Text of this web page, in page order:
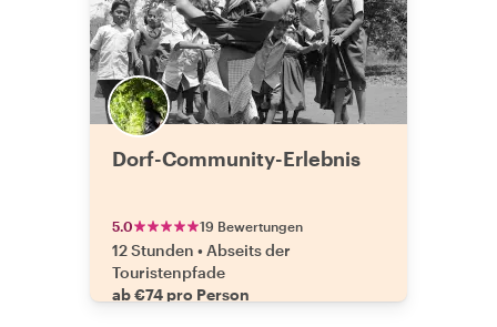
Dorf-Community-Erlebnis
5.0 19 Bewertungen
12 Stunden • Abseits der
Touristenpfade
ab €74 pro Person